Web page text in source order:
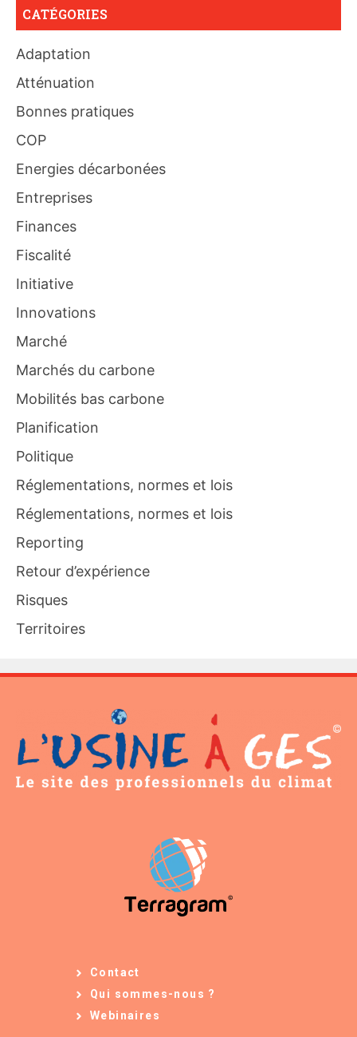
CATÉGORIES
Adaptation
Atténuation
Bonnes pratiques
COP
Energies décarbonées
Entreprises
Finances
Fiscalité
Initiative
Innovations
Marché
Marchés du carbone
Mobilités bas carbone
Planification
Politique
Réglementations, normes et lois
Réglementations, normes et lois
Reporting
Retour d’expérience
Risques
Territoires
Contact
Qui sommes-nous ?
Webinaires